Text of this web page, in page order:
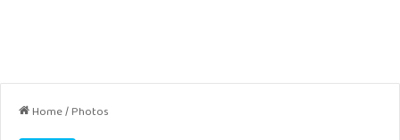
Home/Photos